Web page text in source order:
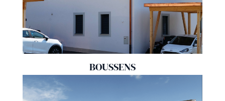
BOUSSENS